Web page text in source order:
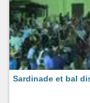
Sardinade et bal